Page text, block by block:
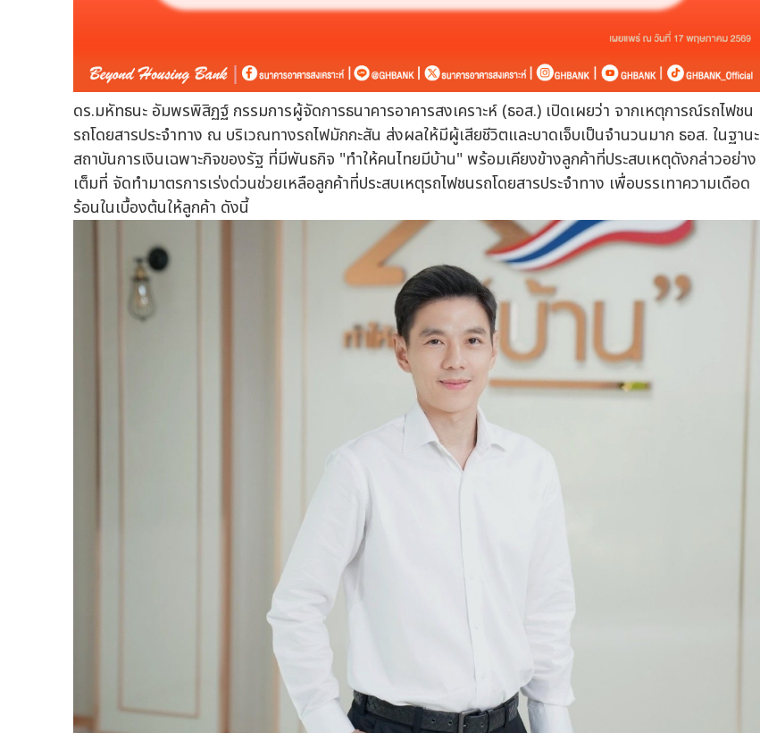
ดร.มหัทธนะ อัมพรพิสิฏฐ์ กรรมการผู้จัดการธนาคารอาคารสงเคราะห์ (ธอส.) เปิดเผยว่า จากเหตุการณ์รถไฟชน
รถโดยสารประจำทาง ณ บริเวณทางรถไฟมักกะสัน ส่งผลให้มีผู้เสียชีวิตและบาดเจ็บเป็นจำนวนมาก ธอส. ในฐานะ
สถาบันการเงินเฉพาะกิจของรัฐ ที่มีพันธกิจ "ทำให้คนไทยมีบ้าน" พร้อมเคียงข้างลูกค้าที่ประสบเหตุดังกล่าวอย่าง
เต็มที่ จัดทำมาตรการเร่งด่วนช่วยเหลือลูกค้าที่ประสบเหตุรถไฟชนรถโดยสารประจำทาง เพื่อบรรเทาความเดือด
ร้อนในเบื้องต้นให้ลูกค้า ดังนี้